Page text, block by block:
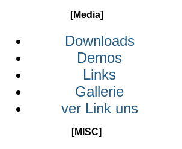
[Media]
Downloads
Demos
Links
Gallerie
ver Link uns
[MISC]